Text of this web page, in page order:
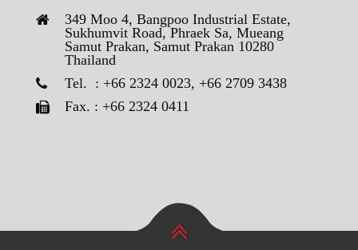
349 Moo 4, Bangpoo Industrial Estate,
Sukhumvit Road, Phraek Sa, Mueang
Samut Prakan, Samut Prakan 10280
Thailand
Tel. : +66 2324 0023, +66 2709 3438
Fax. : +66 2324 0411